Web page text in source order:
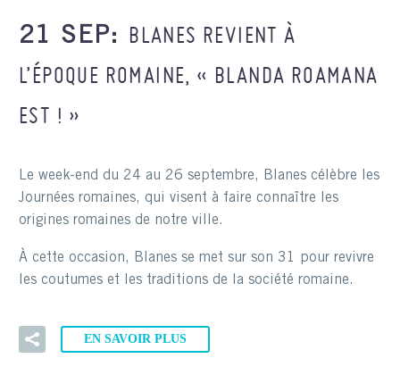
21 SEP: BLANES REVIENT À
L’ÉPOQUE ROMAINE, « BLANDA ROAMANA
EST ! »
Le week-end du 24 au 26 septembre, Blanes célèbre les
Journées romaines, qui visent à faire connaître les
origines romaines de notre ville.
À cette occasion, Blanes se met sur son 31 pour revivre
les coutumes et les traditions de la société romaine.
EN SAVOIR PLUS